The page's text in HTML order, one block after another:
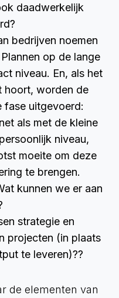
daadwerkelijk
bedrijven noemen
op de lange
niveau. En, als het
hoort, worden de
fase uitgevoerd:
als met de kleine
niveau,
moeite om deze
te brengen.
kunnen we er aan
strategie en
projecten (in plaats
te leveren)??
de elementen van